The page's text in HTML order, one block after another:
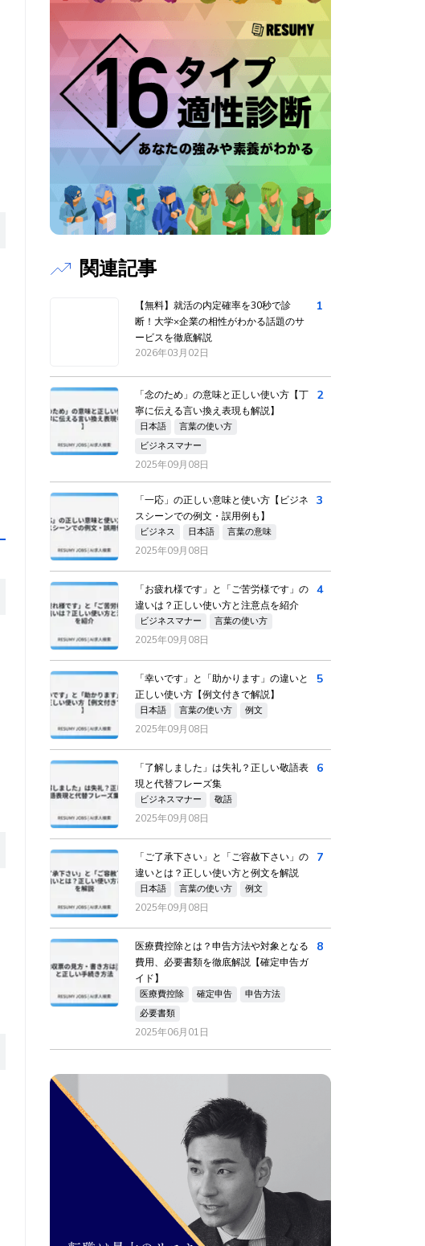
関連記事
【無料】就活の内定確率を30秒で診
断！大学×企業の相性がわかる話題のサ
ービスを徹底解説
2026年03月02日
1
「念のため」の意味と正しい使い方【丁
寧に伝える言い換え表現も解説】
日本語
言葉の使い方
ビジネスマナー
2025年09月08日
2
「一応」の正しい意味と使い方【ビジネ
スシーンでの例文・誤用例も】
ビジネス 日本語 言葉の意味
2025年09月08日
3
「お疲れ様です」と「ご苦労様です」の
違いは？正しい使い方と注意点を紹介
ビジネスマナー 言葉の使い方
2025年09月08日
4
「幸いです」と「助かります」の違いと
正しい使い方【例文付きで解説】
日本語 言葉の使い方 例文
2025年09月08日
5
「了解しました」は失礼？正しい敬語表
現と代替フレーズ集
ビジネスマナー 敬語
2025年09月08日
6
「ご了承下さい」と「ご容赦下さい」の
違いとは？正しい使い方と例文を解説
日本語 言葉の使い方 例文
2025年09月08日
7
医療費控除とは？申告方法や対象となる
費用、必要書類を徹底解説【確定申告ガ
イド】
医療費控除 確定申告
申告方法
必要書類
2025年06月01日
8